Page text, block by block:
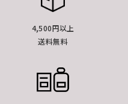
4,500円以上
送料無料